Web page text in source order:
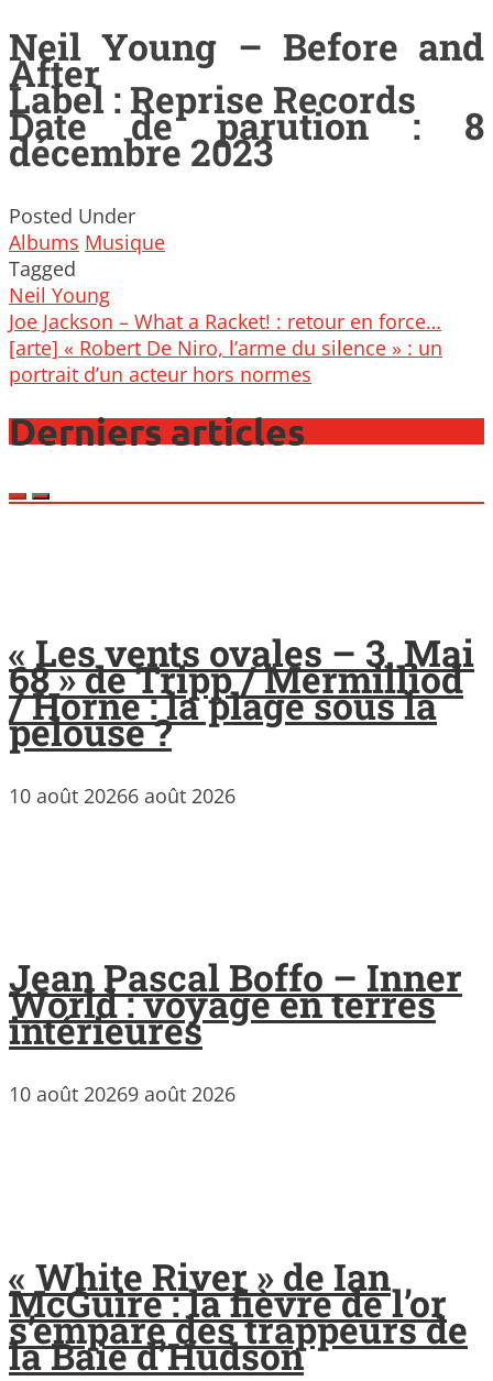
Neil Young – Before and
After
Label : Reprise Records
Date de parution : 8
décembre 2023
Posted Under
Albums Musique
Tagged
Neil Young
Post
navigation
Joe Jackson – What a Racket! : retour en force…
[arte] « Robert De Niro, l’arme du silence » : un
portrait d’un acteur hors normes
Derniers articles
« Les vents ovales – 3. Mai
68 » de Tripp / Mermilliod
/ Horne : la plage sous la
pelouse ?
10 août 20266 août 2026
Jean Pascal Boffo – Inner
World : voyage en terres
intérieures
10 août 20269 août 2026
« White River » de Ian
McGuire : la fièvre de l’or
s’empare des trappeurs de
la Baie d’Hudson